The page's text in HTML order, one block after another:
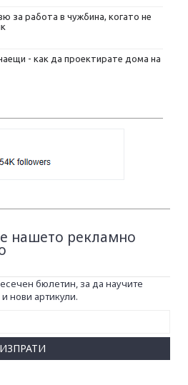
за работа в чужбина, когато не
- как да проектирате дома на
нашето рекламно
бюлетин, за да научите
нови артикули.
ИЗПРАТИ